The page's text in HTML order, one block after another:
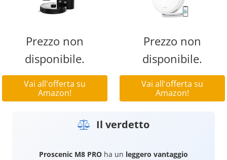
Prezzo non
disponibile.
Vai all'offerta su
Amazon!
Prezzo non
disponibile.
Vai all'offerta su
Amazon!
Il verdetto
Proscenic M8 PRO ha un leggero vantaggio